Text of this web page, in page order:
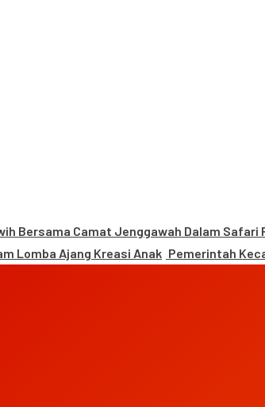
Bersama Camat Jenggawah Dalam Safari
Lomba Ajang Kreasi Anak Pemerintah